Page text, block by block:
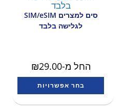
סים למצרים SIM/eSIM
לגלישה בלבד
החל מ- ₪29.00
בחר אפשרויות